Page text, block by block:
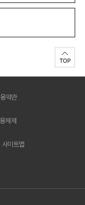
약관
체제
사이트맵